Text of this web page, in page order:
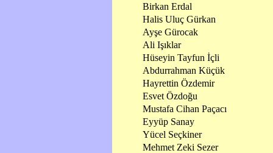
Birkan Erdal
Halis Uluç Gürkan
Ayşe Gürocak
Ali Işıklar
Hüseyin Tayfun İçli
Abdurrahman Küçük
Hayrettin Özdemir
Esvet Özdoğu
Mustafa Cihan Paçacı
Eyyüp Sanay
Yücel Seçkiner
Mehmet Zeki Sezer